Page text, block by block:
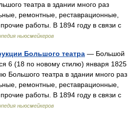
театра в здании много раз
ремонтные, реставрационные,
работы. В 1894 году в связи с
ньюсмейкеров
Большого театра — Большой
6 (18 по новому стилю) января 1825
Большого театра в здании много раз
ремонтные, реставрационные,
работы. В 1894 году в связи с
ньюсмейкеров